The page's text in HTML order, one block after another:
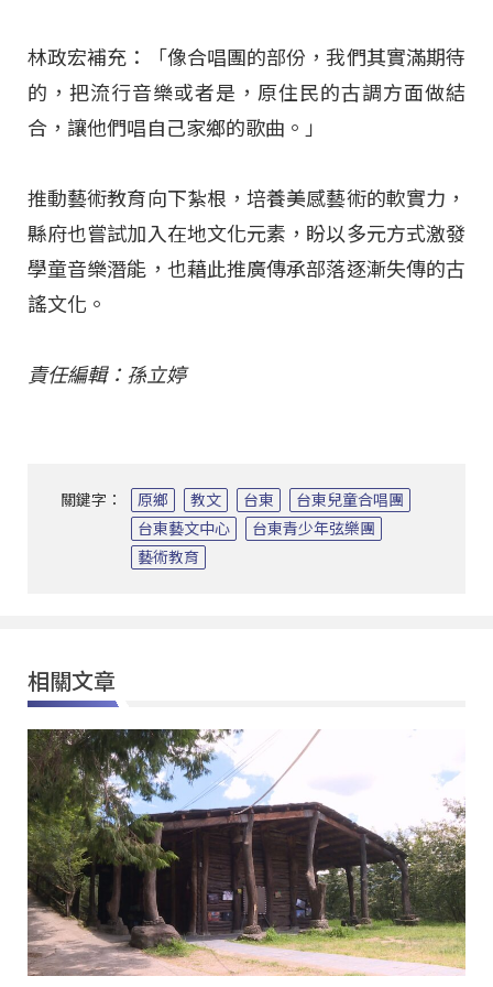
林政宏補充：「像合唱團的部份，我們其實滿期待
的，把流行音樂或者是，原住民的古調方面做結
合，讓他們唱自己家鄉的歌曲。」
推動藝術教育向下紮根，培養美感藝術的軟實力，
縣府也嘗試加入在地文化元素，盼以多元方式激發
學童音樂潛能，也藉此推廣傳承部落逐漸失傳的古
謠文化。
責任編輯：孫立婷
關鍵字： 原鄉 教文 台東
台東兒童合唱團
台東藝文中心
台東青少年弦樂團
藝術教育
相關文章